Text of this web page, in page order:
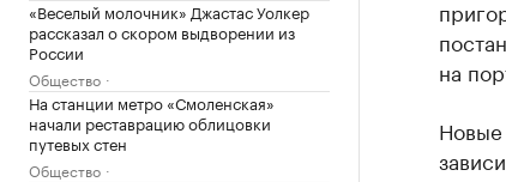
«Веселый молочник» Джастас Уолкер
рассказал о скором выдворении из
России
Общество
На станции метро «Смоленская»
начали реставрацию облицовки
путевых стен
Общество
на